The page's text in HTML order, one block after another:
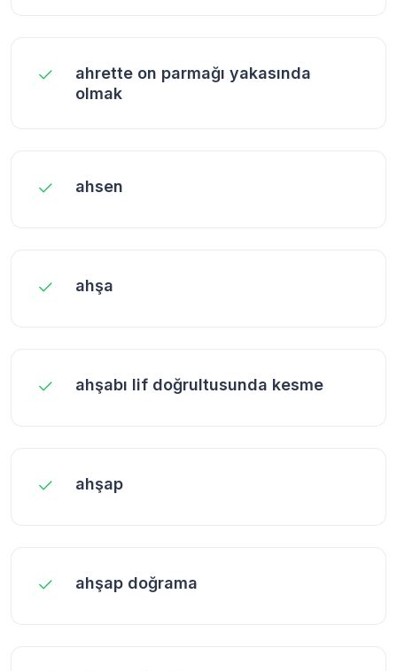
ahrette on parmağı yakasında
olmak
ahsen
ahşa
ahşabı lif doğrultusunda kesme
ahşap
ahşap doğrama